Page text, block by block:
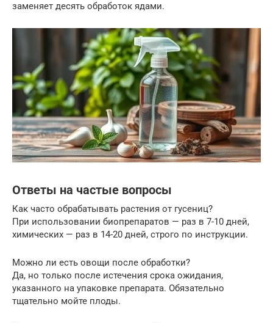
заменяет десять обработок ядами.
Ответы на частые вопросы
Как часто обрабатывать растения от гусениц?
При использовании биопрепаратов — раз в 7-10 дней,
химических — раз в 14-20 дней, строго по инструкции.
Можно ли есть овощи после обработки?
Да, но только после истечения срока ожидания,
указанного на упаковке препарата. Обязательно
тщательно мойте плоды.